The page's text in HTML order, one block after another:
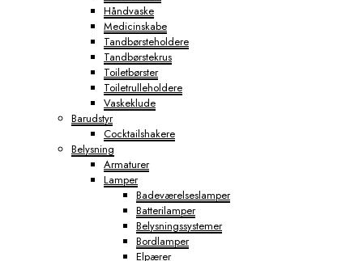
Håndvaske
Medicinskabe
Tandbørsteholdere
Tandbørstekrus
Toiletbørster
Toiletrulleholdere
Vaskeklude
Barudstyr
Cocktailshakere
Belysning
Armaturer
Lamper
Badeværelseslamper
Batterilamper
Belysningssystemer
Bordlamper
Elpærer